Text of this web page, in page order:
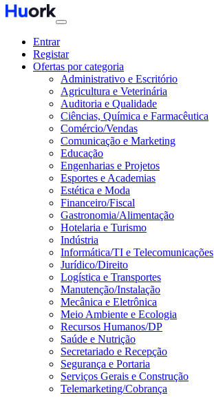
Entrar
Registar
Ofertas por categoria
Administrativo e Escritório
Agricultura e Veterinária
Auditoria e Qualidade
Ciências, Química e Farmacêutica
Comércio/Vendas
Comunicação e Marketing
Educação
Engenharias e Projetos
Esportes e Academias
Estética e Moda
Financeiro/Fiscal
Gastronomia/Alimentação
Hotelaria e Turismo
Indústria
Informática/TI e Telecomunicações
Jurídico/Direito
Logística e Transportes
Manutenção/Instalação
Mecânica e Eletrônica
Meio Ambiente e Ecologia
Recursos Humanos/DP
Saúde e Nutrição
Secretariado e Recepção
Segurança e Portaria
Serviços Gerais e Construção
Telemarketing/Cobrança